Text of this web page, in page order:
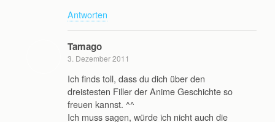
Antworten
Tamago
3. Dezember 2011
Ich finds toll, dass du dich über den
dreistesten Filler der Anime Geschichte so
freuen kannst. ^^
Ich muss sagen, würde ich nicht auch die